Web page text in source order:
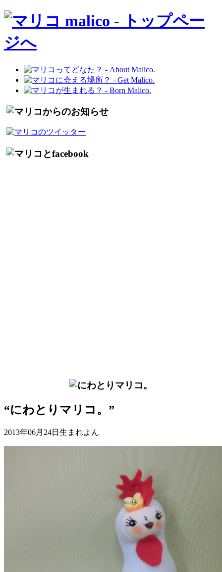
“にわとりマリコ。”
2013年06月24日生まれよん